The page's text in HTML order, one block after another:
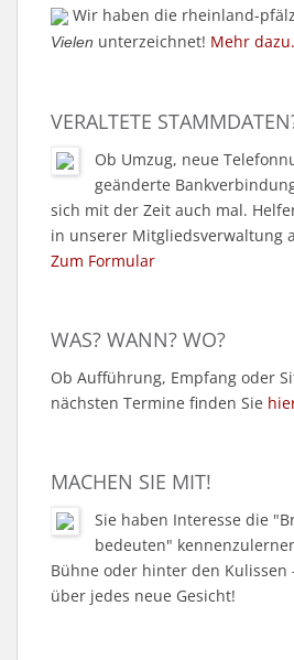
Wir haben die rheinland-
Vielen unterzeichnet! Mehr
VERALTETE
Ob Umzug, neue
geänderte
sich mit der Zeit auch mal.
in unserer Mitgliedsverwaltung
Zum Formular
WAS? WANN? WO?
Ob Aufführung, Empfang oder
nächsten Termine finden Sie
MACHEN SIE MIT!
Sie haben Interesse die
bedeuten"
Bühne oder hinter den Kulissen
über jedes neue Gesicht!